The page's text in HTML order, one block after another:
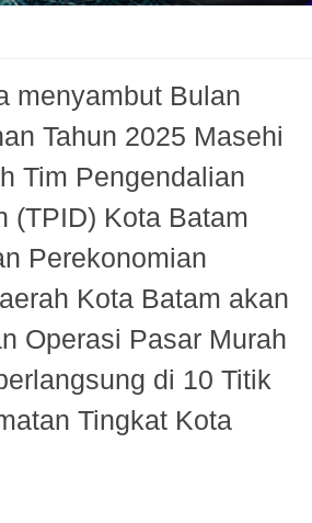
menyambut Bulan
Tahun 2025 Masehi
Tim Pengendalian
(TPID) Kota Batam
Perekonomian
Kota Batam akan
Operasi Pasar Murah
di 10 Titik
Tingkat Kota